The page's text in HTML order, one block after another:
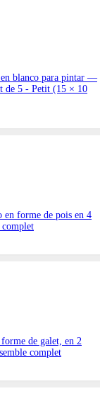
blanco para pintar —
de 5 - Petit (15 × 10
en forme de pois en 4
complet
de galet, en 2
complet